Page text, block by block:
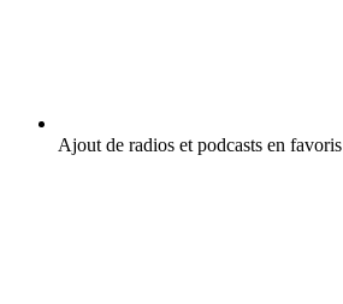
Ajout de radios et podcasts en favoris